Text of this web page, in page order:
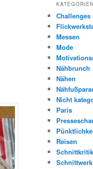
KATEGORIEN
Challenges
Messen
Mode
Nähbrunch
Nähen
Nicht
Paris
Reisen
Schnittkritik